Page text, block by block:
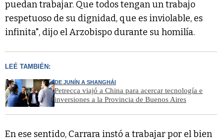
puedan trabajar. Que todos tengan un trabajo
respetuoso de su dignidad, que es inviolable, es
infinita", dijo el Arzobispo durante su homilía.
LEÉ TAMBIÉN:
DE JUNÍN A SHANGHÁI
Petrecca viajó a China para acercar tecnología e
inversiones a la Provincia de Buenos Aires
En ese sentido, Carrara instó a trabajar por el bien